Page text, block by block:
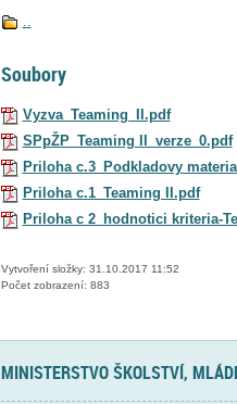
..
Soubory
Vyzva_Teaming_II.pdf
SPpŽP_Teaming II_verze_0.pdf
Priloha c.3_Podkladovy
Priloha c.1_Teaming II.pdf
Priloha c 2_hodnotici kriteria-
Vytvoření složky: 31.10.2017 11:52
Počet zobrazení: 883
MINISTERSTVO ŠKOLSTVÍ,